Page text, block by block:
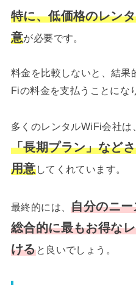
特に、低価格のレン
意が必要です。
料金を比較しないと、結果
Fiの料金を支払うことにな
多くのレンタルWiFi会社は
「長期プラン」など
用意してくれています。
最終的には、自分のニ
総合的に最もお得な
けると良いでしょう。